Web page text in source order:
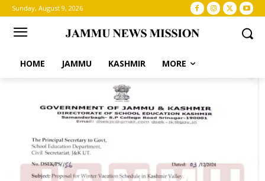
Sunday, August 9, 2026
HOME JAMMU KASHMIR MORE